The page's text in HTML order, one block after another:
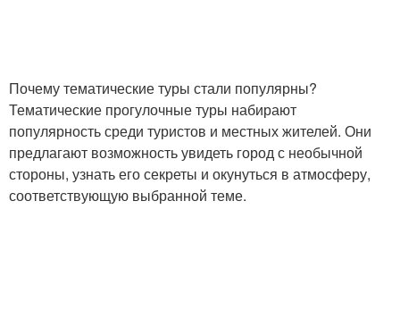
Почему тематические туры стали популярны?
Тематические прогулочные туры набирают
популярность среди туристов и местных жителей. Они
предлагают возможность увидеть город с необычной
стороны, узнать его секреты и окунуться в атмосферу,
соответствующую выбранной теме.